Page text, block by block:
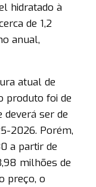
hidratado à
de 1,2
anual,
atual de
produto foi de
deverá ser de
2026. Porém,
a partir de
milhões de
preço, o